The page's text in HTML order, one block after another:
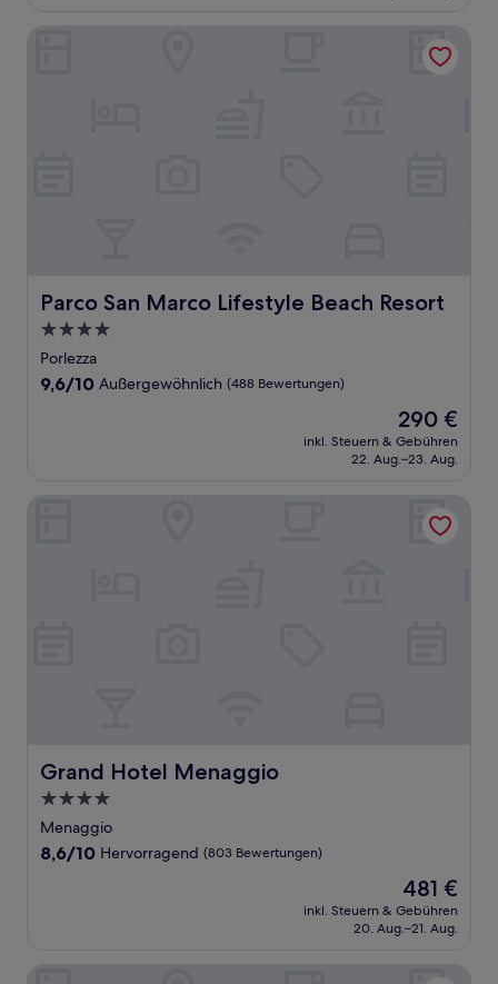
Parco San Marco Lifestyle Beach Resort
Parco San Marco Lifestyle Beach Resort
4.0-
Sterne-
Unterkunft
Porlezza
9.6
9,6/10 Außergewöhnlich (488 Bewertungen)
Der
Preis
beträgt
290 €
inkl. Steuern & Gebühren
22. Aug.–23. Aug.
Grand Hotel Menaggio
Grand Hotel Menaggio
4.0-
Sterne-
Unterkunft
Menaggio
8.6
8,6/10 Hervorragend (803 Bewertungen)
Der
Preis
beträgt
481 €
inkl. Steuern & Gebühren
20. Aug.–21. Aug.